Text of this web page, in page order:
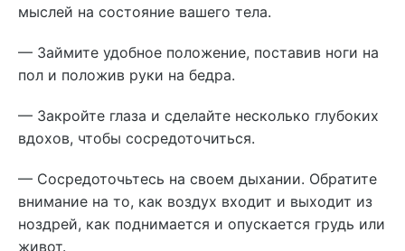
мыслей на состояние вашего тела.
— Займите удобное положение, поставив ноги на
пол и положив руки на бедра.
— Закройте глаза и сделайте несколько глубоких
вдохов, чтобы сосредоточиться.
— Сосредоточьтесь на своем дыхании. Обратите
внимание на то, как воздух входит и выходит из
ноздрей, как поднимается и опускается грудь или
живот.